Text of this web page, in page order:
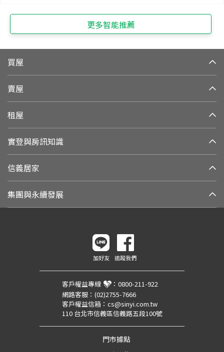
更多智能推薦
買屋
賣屋
租屋
實登與房訊知識
信義居家
集團與永續發展
加好友 追蹤我們
客戶權益專線 ： 0800-211-922
網路客服： (02)2755-7666
客戶權益信箱： cs@sinyi.com.tw
110 台北市信義區信義路五段100號
門市據點